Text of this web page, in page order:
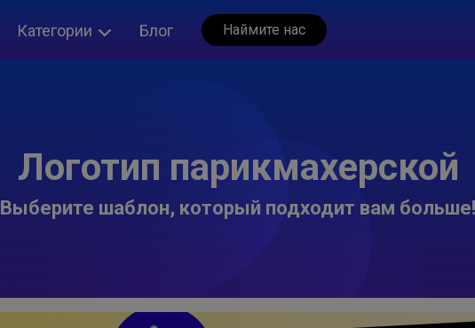
Категории Блог Наймите нас
Логотип парикмахерской
Выберите шаблон, который подходит вам больше!